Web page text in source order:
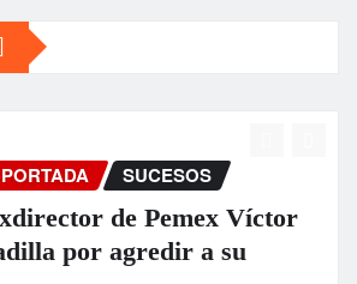
PORTADA SUCESOS
de Pemex Víctor
por agredir a su